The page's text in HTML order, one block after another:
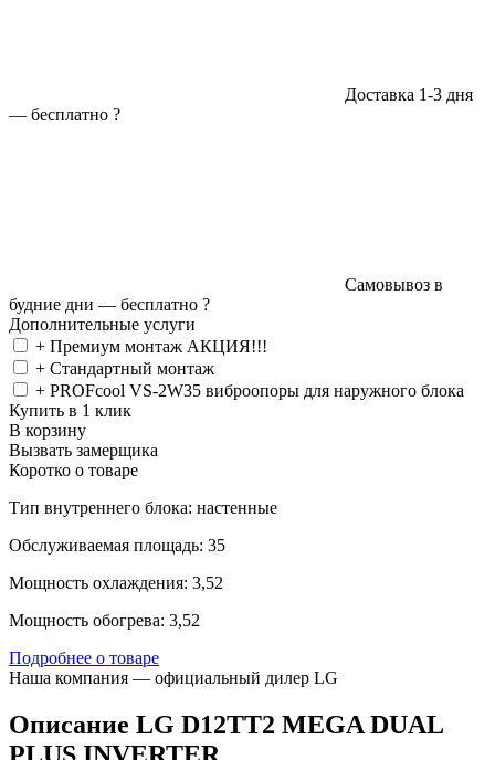
Доставка 1-3 дня
— бесплатно ?
Самовывоз в
будние дни — бесплатно ?
Дополнительные услуги
+ Премиум монтаж АКЦИЯ!!!
+ Стандартный монтаж
+ PROFcool VS-2W35 виброопоры для наружного блока
Купить в 1 клик
В корзину
Вызвать замерщика
Коротко о товаре
Тип внутреннего блока: настенные
Обслуживаемая площадь: 35
Мощность охлаждения: 3,52
Мощность обогрева: 3,52
Подробнее о товаре
Наша компания — официальный дилер LG
Описание LG D12TT2 MEGA DUAL
PLUS INVERTER